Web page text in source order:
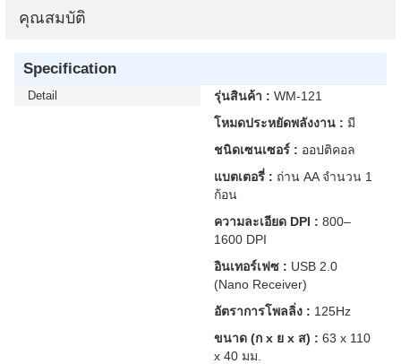
คุณสมบัติ
Specification
Detail รุ่นสินค้า : WM-121
โหมดประหยัดพลังงาน : มี
ชนิดเซนเซอร์ : ออปติคอล
แบตเตอรี่ : ถ่าน AA จำนวน 1
ก้อน
ความละเอียด DPI : 800–
1600 DPI
อินเทอร์เฟซ : USB 2.0
(Nano Receiver)
อัตราการโพลลิ่ง : 125Hz
ขนาด (ก x ย x ส) : 63 x 110
x 40 มม.